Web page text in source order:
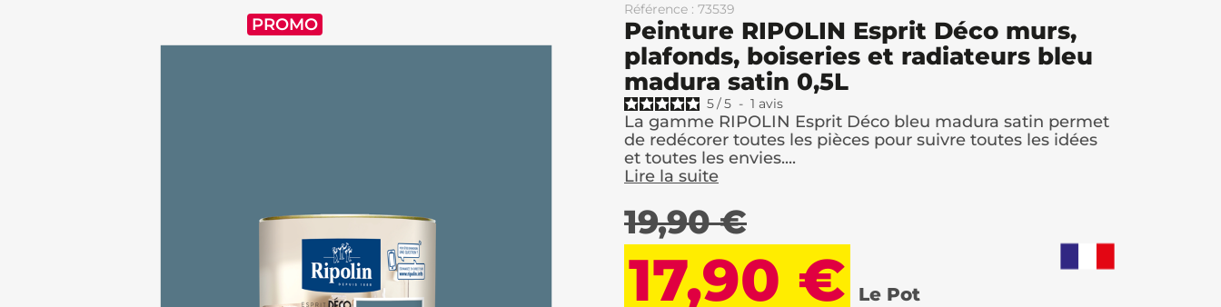
PROMO
Référence : 73539
Peinture RIPOLIN Esprit Déco murs,
plafonds, boiseries et radiateurs bleu
madura satin 0,5L
5/5 - 1 avis
La gamme RIPOLIN Esprit Déco bleu madura satin permet
de redécorer toutes les pièces pour suivre toutes les idées
et toutes les envies....
Lire la suite
19,90 €
17,90 € Le Pot